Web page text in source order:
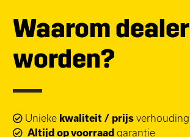
Waarom dealer
worden?
Unieke kwaliteit / prijs verhouding
Altijd op voorraad garantie